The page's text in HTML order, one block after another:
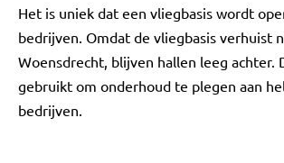
Het is uniek dat een vliegbasis wordt
bedrijven. Omdat de vliegbasis verhuist
Woensdrecht, blijven hallen leeg achter.
gebruikt om onderhoud te plegen aan
bedrijven.